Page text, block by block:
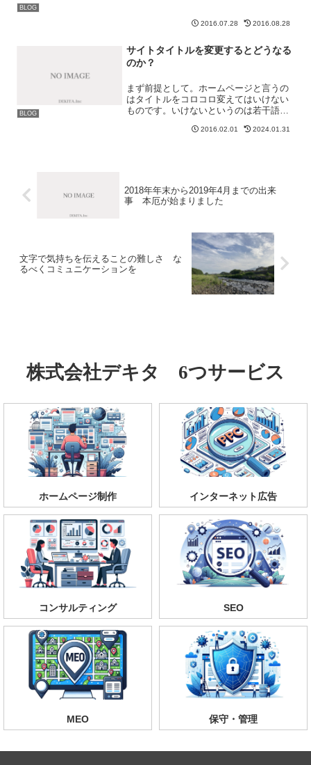
BLOG
2016.07.28 2016.08.28
BLOG
サイトタイトルを変更するとどうなる
のか？
まず前提として。ホームページと言うの
はタイトルをコロコロ変えてはいけない
ものです。いけないというのは若干語弊
たほうが良いです。なぜなら、タイトル
2016.02.01 2024.01.31
2018年年末から2019年4月までの出来
事 本厄が始まりました
文字で気持ちを伝えることの難しさ な
るべくコミュニケーションを
株式会社デキタ 6つサービス
ホームページ制作 インターネット広告
コンサルティング SEO
MEO 保守・管理